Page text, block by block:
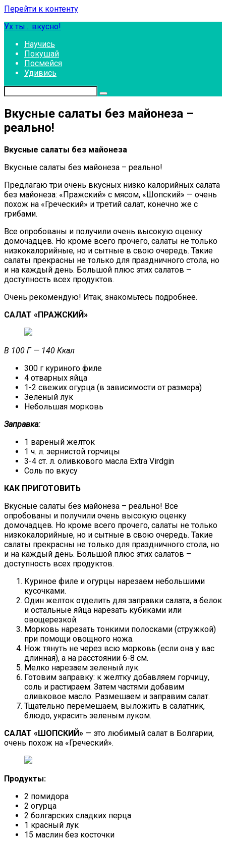
Перейти к контенту
Ух ты... вкусно!
Научись
Покушай
Посмейся
Удивись
Вкусные салаты без майонеза –
реально!
Вкусные салаты без майонеза
Вкусные салаты без майонеза – реально!
Предлагаю три очень вкусных низко калорийных салата
без майонеза: «Пражский» с мясом, «Шопский» — очень
похож на «Греческий» и третий салат, конечно же с
грибами.
Все опробованы и получили очень высокую оценку
домочадцев. Но кроме всего прочего, салаты не только
низкокалорийные, но и сытные в свою очередь. Такие
салаты прекрасны не только для праздничного стола, но
и на каждый день. Большой плюс этих салатов –
доступность всех продуктов.
Очень рекомендую! Итак, знакомьтесь подробнее.
САЛАТ «ПРАЖСКИЙ»
В 100 Г — 140 Ккал
300 г куриного филе
4 отварных яйца
1-2 свежих огурца (в зависимости от размера)
Зеленый лук
Небольшая морковь
Заправка:
1 вареный желток
1 ч. л. зернистой горчицы
3-4 ст. л. оливкового масла Extra Virdgin
Соль по вкусу
КАК ПРИГОТОВИТЬ
Вкусные салаты без майонеза – реально! Все
опробованы и получили очень высокую оценку
домочадцев. Но кроме всего прочего, салаты не только
низкокалорийные, но и сытные в свою очередь. Такие
салаты прекрасны не только для праздничного стола, но
и на каждый день. Большой плюс этих салатов –
доступность всех продуктов.
Куриное филе и огурцы нарезаем небольшими
кусочками.
Один желток отделить для заправки салата, а белок
и остальные яйца нарезать кубиками или
овощерезкой.
Морковь нарезать тонкими полосками (стружкой)
при помощи овощного ножа.
Нож тянуть не через всю морковь (если она у вас
длинная), а на расстоянии 6-8 см.
Мелко нарезаем зеленый лук.
Готовим заправку: к желтку добавляем горчицу,
соль и растираем. Затем частями добавим
оливковое масло. Размешаем и заправим салат.
Тщательно перемешаем, выложить в салатник,
блюдо, украсить зеленым луком.
САЛАТ «ШОПСКИЙ» — это любимый салат в Болгарии,
очень похож на «Греческий».
Продукты:
2 помидора
2 огурца
2 болгарских сладких перца
1 красный лук
15 маслин без косточки